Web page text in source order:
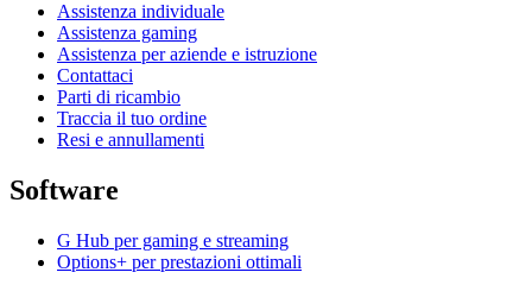
Assistenza individuale
Assistenza gaming
Assistenza per aziende e istruzione
Contattaci
Parti di ricambio
Traccia il tuo ordine
Resi e annullamenti
Software
G Hub per gaming e streaming
Options+ per prestazioni ottimali